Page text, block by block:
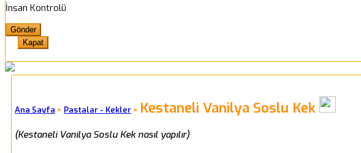
İnsan Kontrolü
Kapat
Ana Sayfa > Pastalar - Kekler > Kestaneli Vanilya Soslu Kek
(Kestaneli Vanilya Soslu Kek nasıl yapılır)